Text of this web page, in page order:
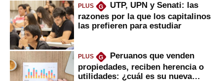
PLUS G
UTP, UPN y Senati: las
razones por la que los capitalinos
las prefieren para estudiar
PLUS G
Peruanos que venden
propiedades, reciben herencia o
utilidades: ¿cuál es su nueva